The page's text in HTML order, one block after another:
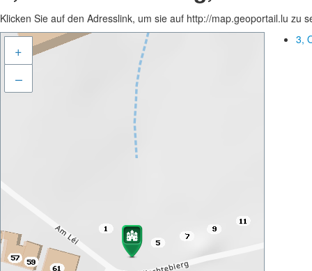
Klicken Sie auf den Adresslink, um sie auf http://map.geoportail.lu zu
+
–
3,